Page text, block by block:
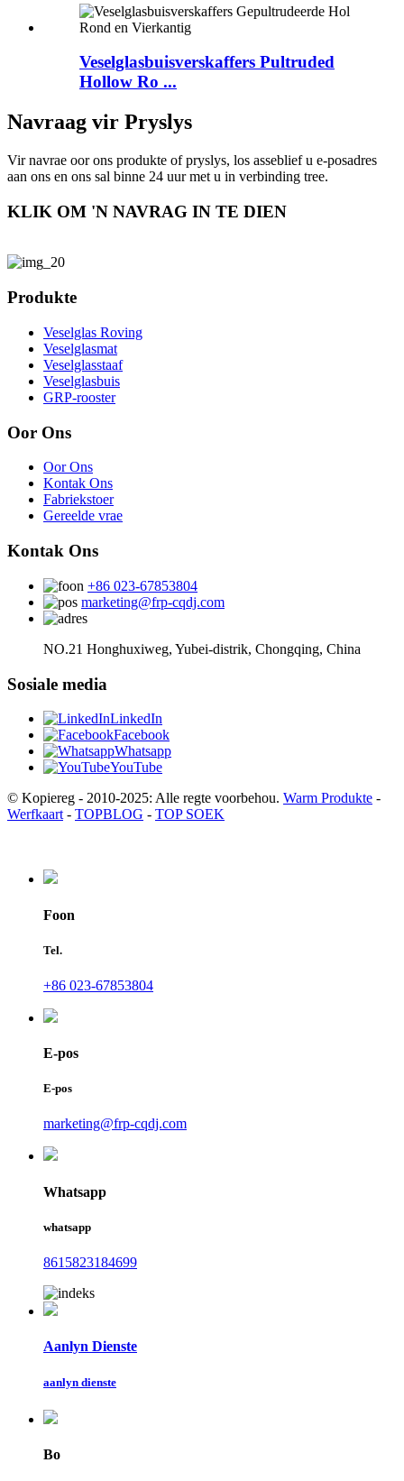
Veselglasbuisverskaffers Pultruded
Hollow Ro ...
Navraag vir Pryslys
Vir navrae oor ons produkte of pryslys, los asseblief u e-posadres
aan ons en ons sal binne 24 uur met u in verbinding tree.
KLIK OM 'N NAVRAG IN TE DIEN
Produkte
Veselglas Roving
Veselglasmat
Veselglasstaaf
Veselglasbuis
GRP-rooster
Oor Ons
Oor Ons
Kontak Ons
Fabriekstoer
Gereelde vrae
Kontak Ons
+86 023-67853804
marketing@frp-cqdj.com
NO.21 Honghuxiweg, Yubei-distrik, Chongqing, China
Sosiale media
LinkedIn
Facebook
Whatsapp
YouTube
© Kopiereg - 2010-2025: Alle regte voorbehou. Warm Produkte -
Werfkaart - TOPBLOG - TOP SOEK
Foon
Tel.
+86 023-67853804
E-pos
E-pos
marketing@frp-cqdj.com
Whatsapp
whatsapp
8615823184699
Aanlyn Dienste
aanlyn dienste
Bo